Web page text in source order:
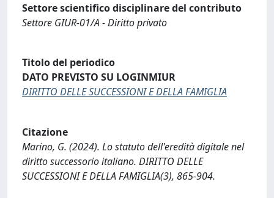
Settore scientifico disciplinare del contributo
Settore GIUR-01/A - Diritto privato
Titolo del periodico
DATO PREVISTO SU LOGINMIUR
DIRITTO DELLE SUCCESSIONI E DELLA FAMIGLIA
Citazione
Marino, G. (2024). Lo statuto dell'eredità digitale nel
diritto successorio italiano. DIRITTO DELLE
SUCCESSIONI E DELLA FAMIGLIA(3), 865-904.